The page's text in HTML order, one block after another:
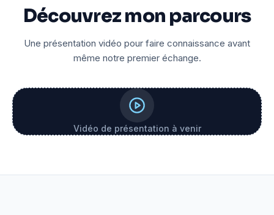
Découvrez mon parcours
Une présentation vidéo pour faire connaissance avant
même notre premier échange.
Vidéo de présentation à venir